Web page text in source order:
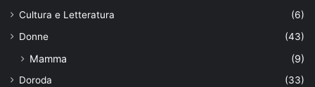
Cultura e Letteratura
(6)
Donne
(43)
Mamma (9)
Doroda
(33)